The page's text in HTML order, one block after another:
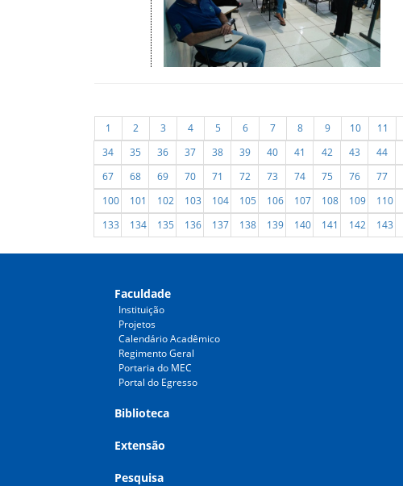
1 2 3 4 5 6 7 8 9 10 11
34
35 36 37 38 39 40 41 42 43 44
67
68 69 70 71 72 73 74 75 76 77
100
101 102 103 104 105 106 107 108 109 110
133
134 135 136 137 138 139 140 141 142 143
Faculdade
Instituição
Projetos
Calendário Acadêmico
Regimento Geral
Portaria do MEC
Portal do Egresso
Biblioteca
Extensão
Pesquisa